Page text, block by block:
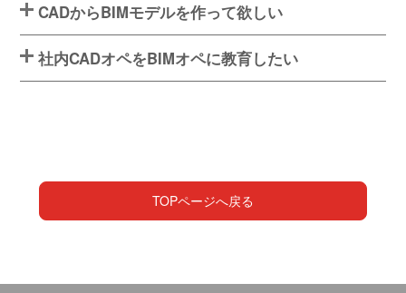
CADからBIMモデルを作って欲しい
社内CADオペをBIMオペに教育したい
TOPページへ戻る